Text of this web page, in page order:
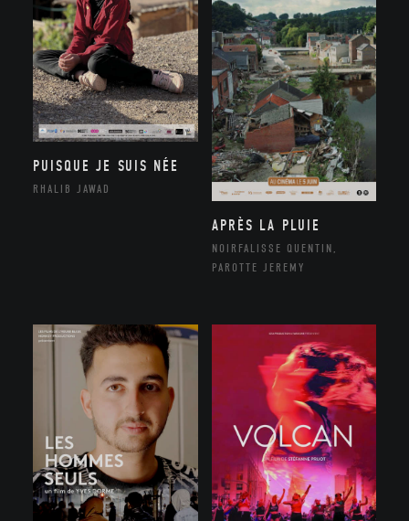
PUISQUE JE SUIS NÉE
RHALIB JAWAD
APRÈS LA PLUIE
NOIRFALISSE QUENTIN,
PAROTTE JEREMY